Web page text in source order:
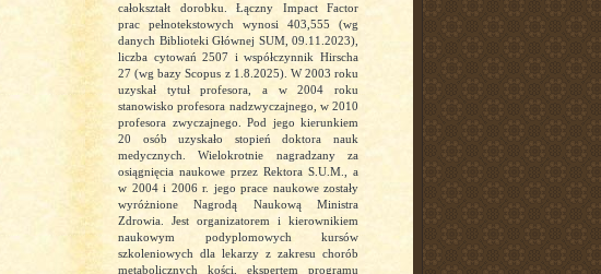
całokształt dorobku. Łączny Impact Factor
prac pełnotekstowych wynosi 403,555 (wg
danych Biblioteki Głównej SUM, 09.11.2023),
liczba cytowań 2507 i współczynnik Hirscha
27 (wg bazy Scopus z 1.8.2025). W 2003 roku
uzyskał tytuł profesora, a w 2004 roku
stanowisko profesora nadzwyczajnego, w 2010
profesora zwyczajnego. Pod jego kierunkiem
20 osób uzyskało stopień doktora nauk
medycznych. Wielokrotnie nagradzany za
osiągnięcia naukowe przez Rektora S.U.M., a
w 2004 i 2006 r. jego prace naukowe zostały
wyróżnione Nagrodą Naukową Ministra
Zdrowia. Jest organizatorem i kierownikiem
naukowym podyplomowych kursów
szkoleniowych dla lekarzy z zakresu chorób
metabolicznych kości, ekspertem programu